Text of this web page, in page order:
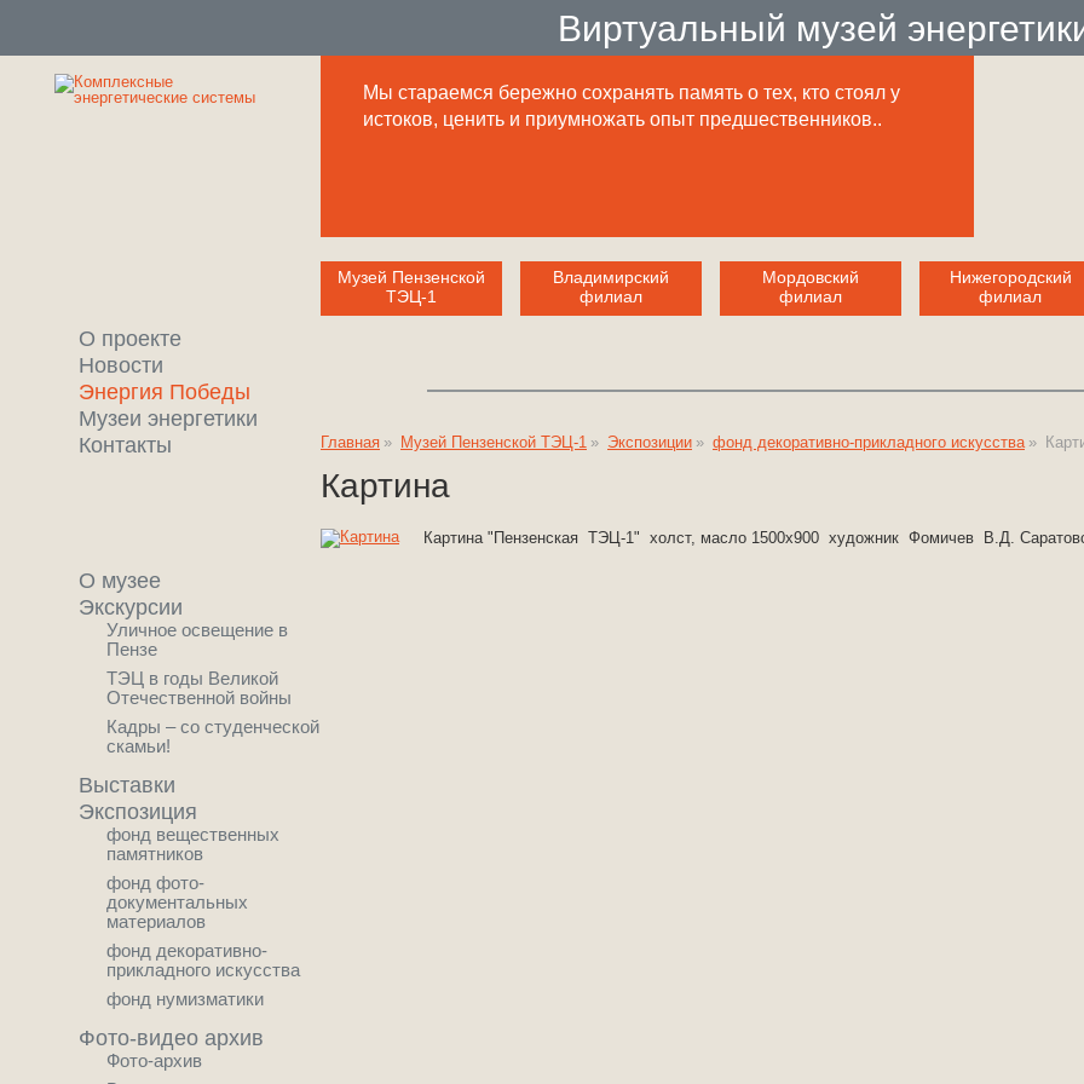
Виртуальный музей
Мы стараемся бережно сохранять память о тех, кто стоял у
истоков, ценить и приумножать опыт предшественников..
Музей Пензенской
ТЭЦ-1
Владимирский
филиал
Мордовский
филиал
Нижегородский
филиал
Главная » Музей Пензенской ТЭЦ-1 » Экспозиции » фонд декоративно-прикладного искусства »
Картина
Картина "Пензенская ТЭЦ-1" холст, масло 1500х900 художник Фомичев В.Д.
О проекте
Новости
Энергия Победы
Музеи энергетики
Контакты
О музее
Экскурсии
Уличное освещение в
Пензе
ТЭЦ в годы Великой
Отечественной войны
Кадры – со студенческой
скамьи!
Выставки
Экспозиция
фонд вещественных
памятников
фонд фото-
документальных
материалов
фонд декоративно-
прикладного искусства
фонд нумизматики
Фото-видео архив
Фото-архив